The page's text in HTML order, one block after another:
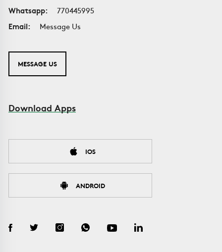
Whatsapp:
770445995
Email:
Message Us
MESSAGE US
Download Apps
IOS
ANDROID